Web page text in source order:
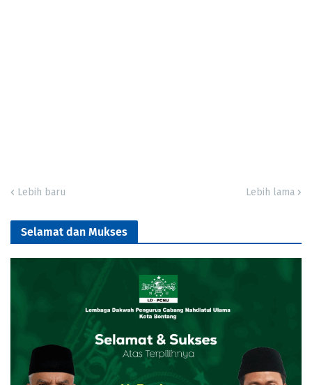
Lebih baru Lebih lama
Selamat dan Mukses